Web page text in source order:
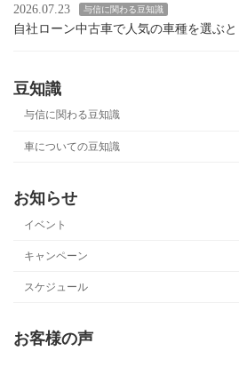
2026.07.23 与信に関わる豆知識
自社ローン中古車で人気の車種を選ぶ
豆知識
与信に関わる豆知識
車についての豆知識
お知らせ
イベント
キャンペーン
スケジュール
お客様の声